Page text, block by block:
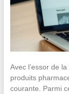
Avec l’essor de
produits
courante. Parmi